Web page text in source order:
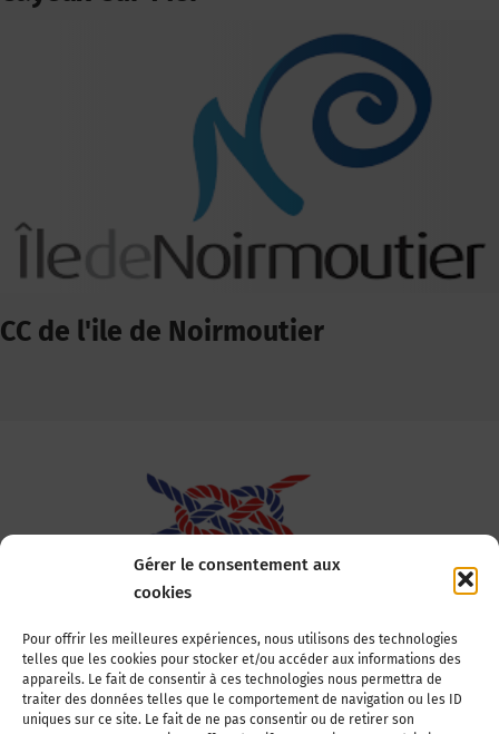
Gérer le consentement aux
cookies
Pour offrir les meilleures expériences, nous utilisons des technologies
telles que les cookies pour stocker et/ou accéder aux informations des
appareils. Le fait de consentir à ces technologies nous permettra de
traiter des données telles que le comportement de navigation ou les ID
uniques sur ce site. Le fait de ne pas consentir ou de retirer son
CC de l'ile de Noirmoutier
Association Nationale des Elus des Littoraux
22, boulevard de la Tour-Maubourg
75007 Paris
Tél : 01 44 11 11 70